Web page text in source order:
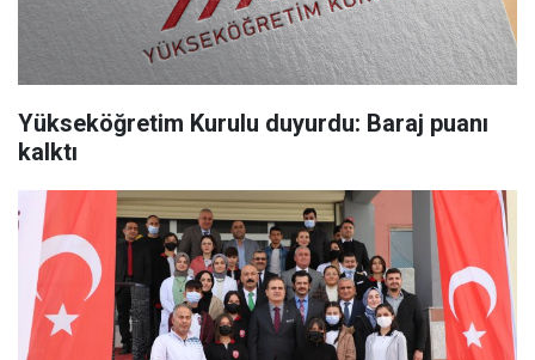
Yükseköğretim Kurulu duyurdu: Baraj puanı
kalktı